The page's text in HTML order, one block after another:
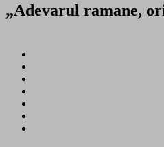
„Adevarul ramane,